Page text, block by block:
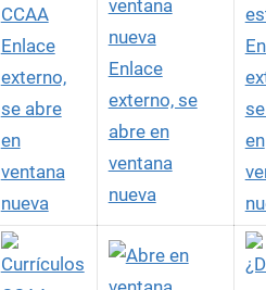
Enlace
externo,
se abre
en
ventana
nueva
Enlace
externo, se
abre en
ventana
nueva
en